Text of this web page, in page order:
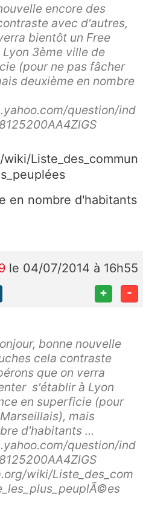
encore des
avec d'autres,
bientôt un Free
3ème ville de
(pour ne pas fâcher
deuxième en nombre
question/ind
Liste_des_commun
en nombre d'habitants
le 04/07/2014 à 16h55
+ -
bonne nouvelle
cela contraste
que on verra
s'établir à Lyon
en superficie (pour
mais
d'habitants ...
question/ind
wiki/Liste_des_com